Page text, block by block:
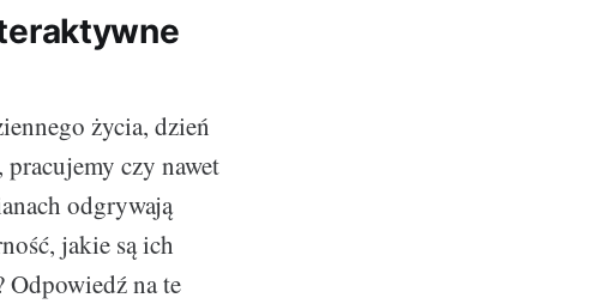
życia, dzień
czy nawet
odgrywają
jakie są ich
Odpowiedź na te